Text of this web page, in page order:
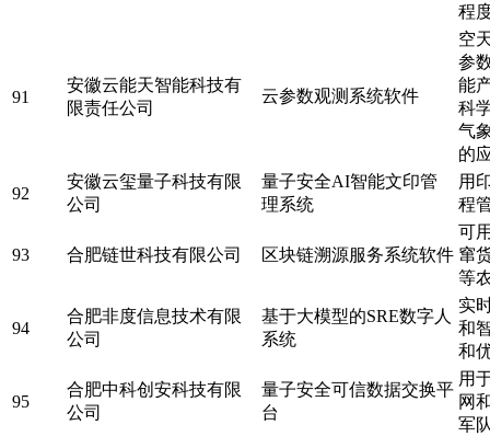
程
91
安徽云能天智能科技有
限责任公司
云参数观测系统软件
空
参
能
科
气
的
92
安徽云玺量子科技有限
公司
量子安全AI智能文印管
理系统
用
程
93 合肥链世科技有限公司 区块链溯源服务系统软件
可
窜
等
94
合肥非度信息技术有限
公司
基于大模型的SRE数字人
系统
实
和
和
95
合肥中科创安科技有限
公司
量子安全可信数据交换平
台
用
网
军